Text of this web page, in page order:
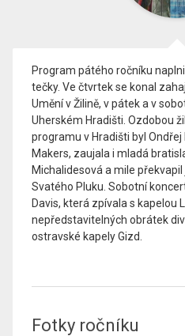
Program pátého ročníku
tečky. Ve čtvrtek se konal
Umění v Žilině, v pátek a v
Uherském Hradišti. Ozdobou
programu v Hradišti byl
Makers, zaujala i mladá
Michalidesová a mile
Svatého Pluku. Sobotní
Davis, která zpívala s kapelou
nepředstavitelných obrátek
ostravské kapely Gizd.
Fotky ročníku